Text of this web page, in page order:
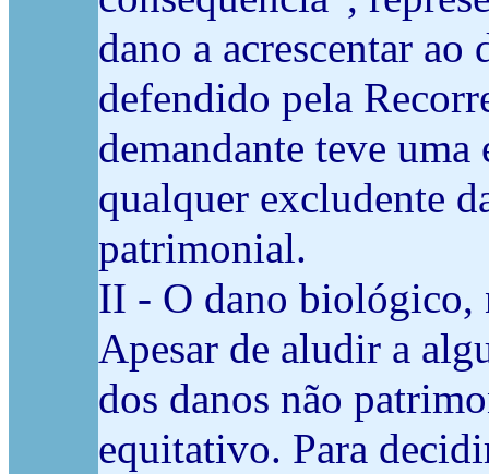
dano a acrescentar
defendido pela
demandante teve
qualquer excludente
patrimonial.
II - O dano biológico,
Apesar de aludir a
dos danos não
equitativo. Para